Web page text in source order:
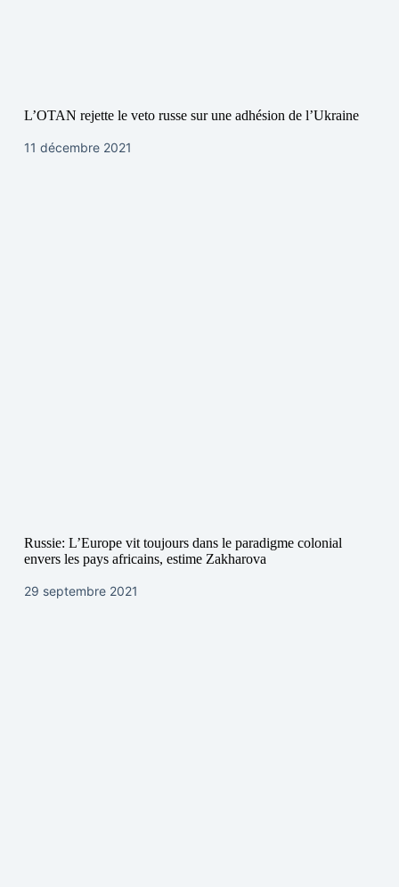
L’OTAN rejette le veto russe sur une adhésion de l’Ukraine
11 décembre 2021
Russie: L’Europe vit toujours dans le paradigme colonial
envers les pays africains, estime Zakharova
29 septembre 2021